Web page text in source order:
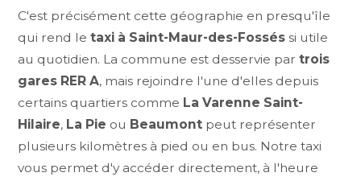
C'est précisément cette géographie en presqu'île
qui rend le taxi à Saint-Maur-des-Fossés si utile
au quotidien. La commune est desservie par trois
gares RER A, mais rejoindre l'une d'elles depuis
certains quartiers comme La Varenne Saint-
Hilaire, La Pie ou Beaumont peut représenter
plusieurs kilomètres à pied ou en bus. Notre taxi
vous permet d'y accéder directement, à l'heure